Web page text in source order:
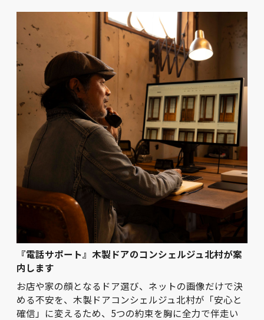
『電話サポート』木製ドアのコンシェルジュ北村が案
内します
お店や家の顔となるドア選び、ネットの画像だけで決
める不安を、木製ドアコンシェルジュ北村が「安心と
確信」に変えるため、5つの約束を胸に全力で伴走い